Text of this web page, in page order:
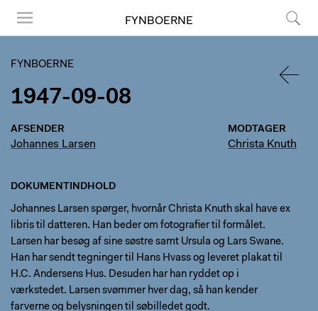
FYNBOERNE
FYNBOERNE
1947-09-08
AFSENDER
Johannes Larsen
MODTAGER
Christa Knuth
DOKUMENTINDHOLD
Johannes Larsen spørger, hvornår Christa Knuth skal have ex
libris til datteren. Han beder om fotografier til formålet.
Larsen har besøg af sine søstre samt Ursula og Lars Swane.
Han har sendt tegninger til Hans Hvass og leveret plakat til
H.C. Andersens Hus. Desuden har han ryddet op i
værkstedet. Larsen svømmer hver dag, så han kender
farverne og belysningen til søbilledet godt.